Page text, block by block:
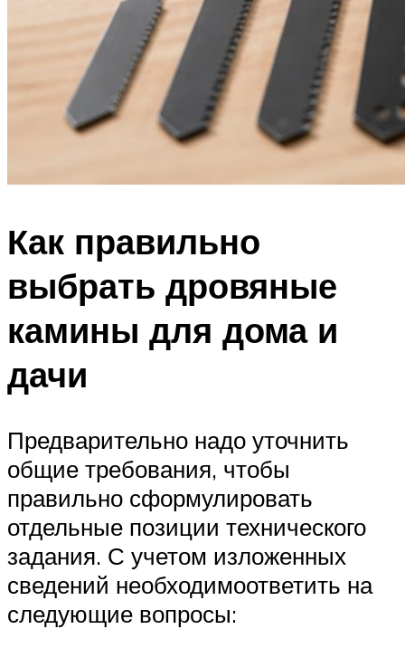
Как правильно
выбрать дровяные
камины для дома и
дачи
Предварительно надо уточнить
общие требования, чтобы
правильно сформулировать
отдельные позиции технического
задания. С учетом изложенных
сведений необходимоответить на
следующие вопросы: